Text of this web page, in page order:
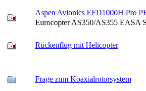
Aspen Avionics EFD1000H Pro
Eurocopter AS350/AS355 EASA
Rückenflug mit Helicopter
Frage zum Koaxialrotorsystem